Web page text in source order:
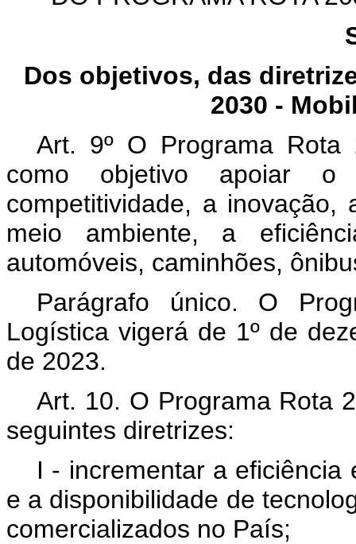
Dos objetivos, das
2030 -
Art. 9º O Programa
como objetivo apoiar o
competitividade, a inovação,
meio ambiente, a
automóveis, caminhões,
Parágrafo único. O
Logística vigerá de 1º de
de 2023.
Art. 10. O Programa Rota
seguintes diretrizes:
I - incrementar a eficiência
e a disponibilidade de
comercializados no País;